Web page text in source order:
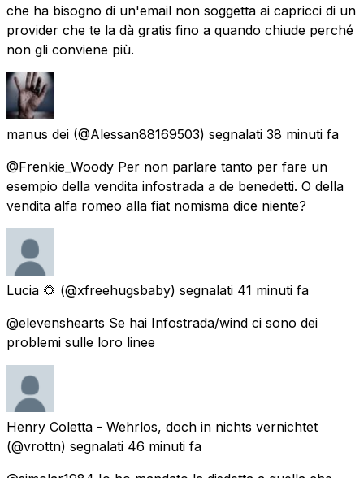
che ha bisogno di un'email non soggetta ai capricci di un
provider che te la dà gratis fino a quando chiude perché
non gli conviene più.
manus dei (@Alessan88169503) segnalati 38 minuti fa
@Frenkie_Woody Per non parlare tanto per fare un
esempio della vendita infostrada a de benedetti. O della
vendita alfa romeo alla fiat nomisma dice niente?
Lucia 🌻 (@xfreehugsbaby) segnalati 41 minuti fa
@elevenshearts Se hai Infostrada/wind ci sono dei
problemi sulle loro linee
Henry Coletta - Wehrlos, doch in nichts vernichtet
(@vrottn) segnalati 46 minuti fa